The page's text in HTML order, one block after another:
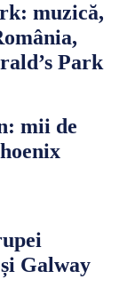
muzică,
Park
mii de
Galway